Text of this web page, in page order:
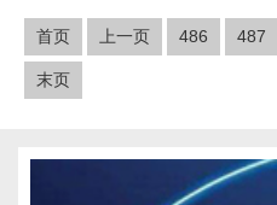
首页 上一页 486 487
末页